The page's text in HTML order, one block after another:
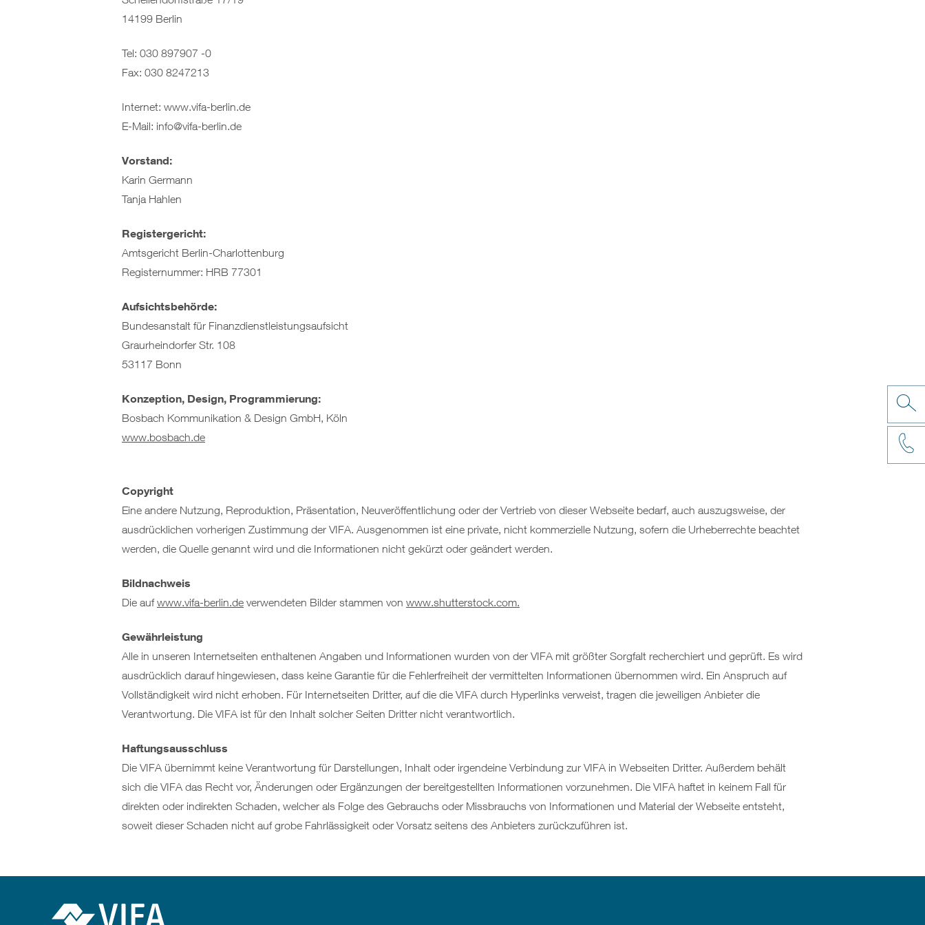
14199 Berlin
Tel: 030 897907 -0
Fax: 030 8247213
Internet: www.vifa-berlin.de
E-Mail: info@vifa-berlin.de
Vorstand:
Karin Germann
Tanja Hahlen
Registergericht:
Amtsgericht Berlin-Charlottenburg
Registernummer: HRB 77301
Aufsichtsbehörde:
Bundesanstalt für Finanzdienstleistungsaufsicht
Graurheindorfer Str. 108
53117 Bonn
Konzeption, Design, Programmierung:
Bosbach Kommunikation & Design GmbH, Köln
www.bosbach.de
Copyright
Eine andere Nutzung, Reproduktion, Präsentation, Neuveröffentlichung oder der Vertrieb von dieser Webseite bedarf, auch auszugsweise, der
ausdrücklichen vorherigen Zustimmung der VIFA. Ausgenommen ist eine private, nicht kommerzielle Nutzung, sofern die Urheberrechte beachtet
werden, die Quelle genannt wird und die Informationen nicht gekürzt oder geändert werden.
Bildnachweis
Die aufwww.vifa-berlin.deverwendeten Bilder stammen von www.shutterstock.com.
Gewährleistung
Alle in unseren Internetseiten enthaltenen Angaben und Informationen wurden von der VIFA mit größter Sorgfalt recherchiert und geprüft. Es wird
ausdrücklich darauf hingewiesen, dass keine Garantie für die Fehlerfreiheit der vermittelten Informationen übernommen wird. Ein Anspruch auf
Vollständigkeit wird nicht erhoben. Für Internetseiten Dritter, auf die die VIFA durch Hyperlinks verweist, tragen die jeweiligen Anbieter die
Verantwortung. Die VIFA ist für den Inhalt solcher Seiten Dritter nicht verantwortlich.
Haftungsausschluss
Die VIFA übernimmt keine Verantwortung für Darstellungen, Inhalt oder irgendeine Verbindung zur VIFA in Webseiten Dritter. Außerdem behält
sich die VIFA das Recht vor, Änderungen oder Ergänzungen der bereitgestellten Informationen vorzunehmen. Die VIFA haftet in keinem Fall für
direkten oder indirekten Schaden, welcher als Folge des Gebrauchs oder Missbrauchs von Informationen und Material der Webseite entsteht,
soweit dieser Schaden nicht auf grobe Fahrlässigkeit oder Vorsatz seitens des Anbieters zurückzuführen ist.